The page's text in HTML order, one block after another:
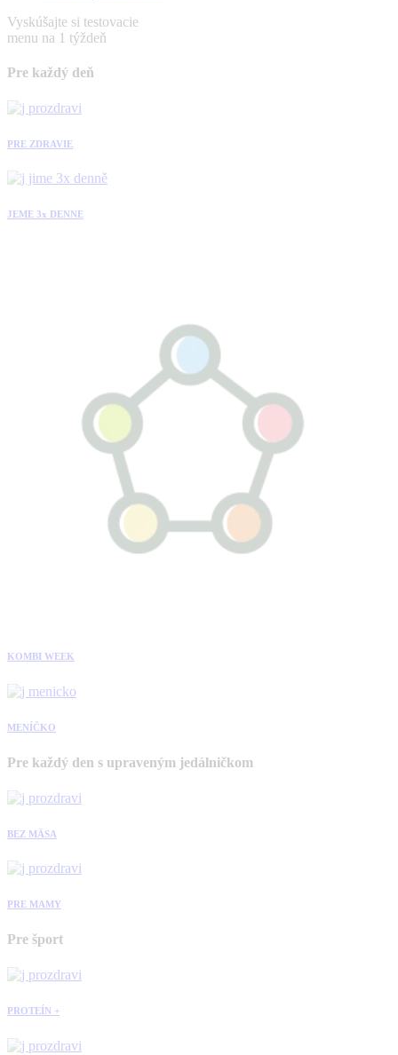
Vyskúšajte si testovacie
menu na 1 týždeň
Pre každý deň
PRE ZDRAVIE
JEME 3x DENNE
KOMBI WEEK
MENÍČKO
Pre každý den s upraveným jedálničkom
BEZ MÄSA
PRE MAMY
Pre šport
PROTEÍN +